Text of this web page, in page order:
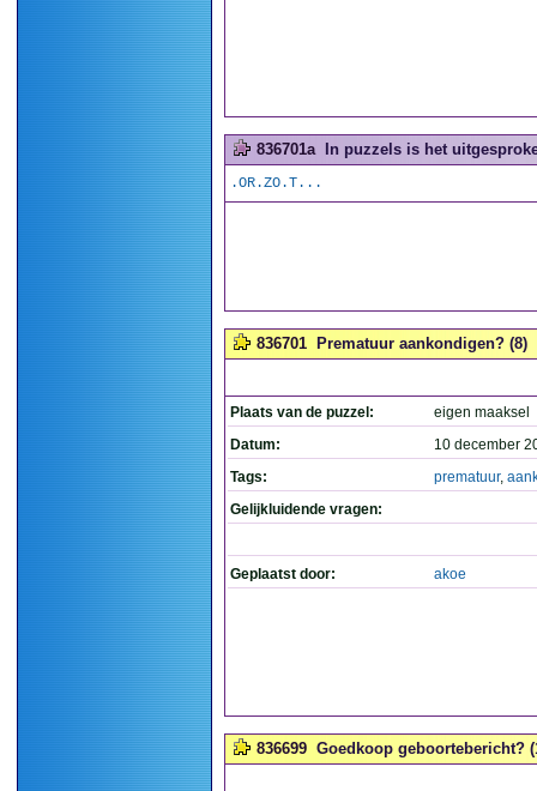
836701a In puzzels is het
.OR.ZO.T...
836701 Prematuur aankondigen? (8)
Plaats van de puzzel:
eigen maaksel
Datum:
10 december
Tags:
prematuur,
Gelijkluidende vragen:
Geplaatst door: akoe
836699 Goedkoop geboortebericht?